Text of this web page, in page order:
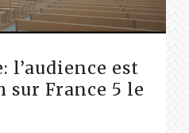
l’audience est
France 5 le